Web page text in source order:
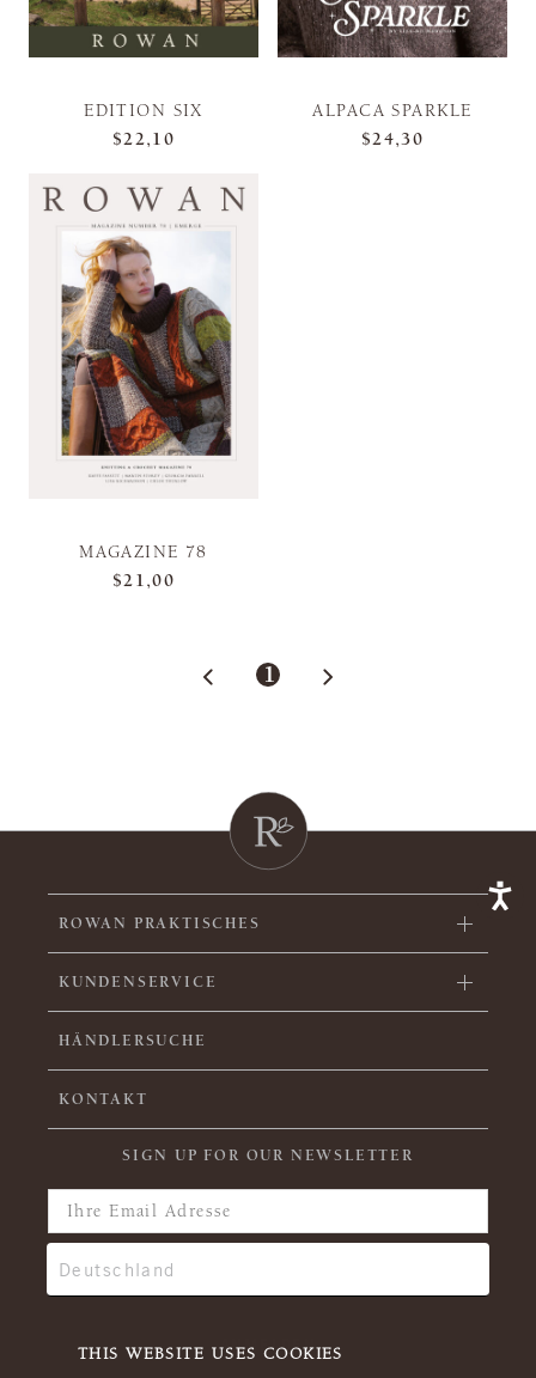
THIS WEBSITE USES COOKIES
EDITION SIX
$22,10
ALPACA SPARKLE
$24,30
MAGAZINE 78
$21,00
1
ROWAN PRAKTISCHES
KUNDENSERVICE
HÄNDLERSUCHE
KONTAKT
SIGN UP FOR OUR NEWSLETTER